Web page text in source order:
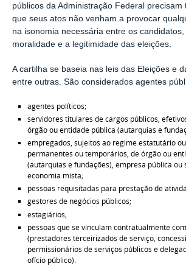
públicos da Administração Federal precisam
que seus atos não venham a provocar
na isonomia necessária entre os
moralidade e a legitimidade das eleições.
A cartilha se baseia nas leis das Eleições e
entre outras. São considerados agentes
agentes políticos;
servidores titulares de cargos públicos,
órgão ou entidade pública (autarquias e
empregados, sujeitos ao regime estatutário
permanentes ou temporários, de órgão ou
(autarquias e fundações), empresa pública ou
economia mista;
pessoas requisitadas para prestação de
gestores de negócios públicos;
estagiários;
pessoas que se vinculam contratualmente
(prestadores terceirizados de serviço,
permissionários de serviços públicos e
ofício público).